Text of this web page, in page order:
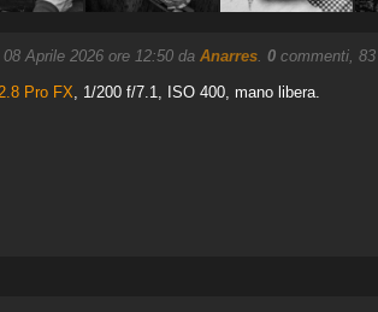
Aprile 2026 ore 12:50 da Anarres. 0commenti, 83
Pro FX, 1/200 f/7.1, ISO 400, mano libera.